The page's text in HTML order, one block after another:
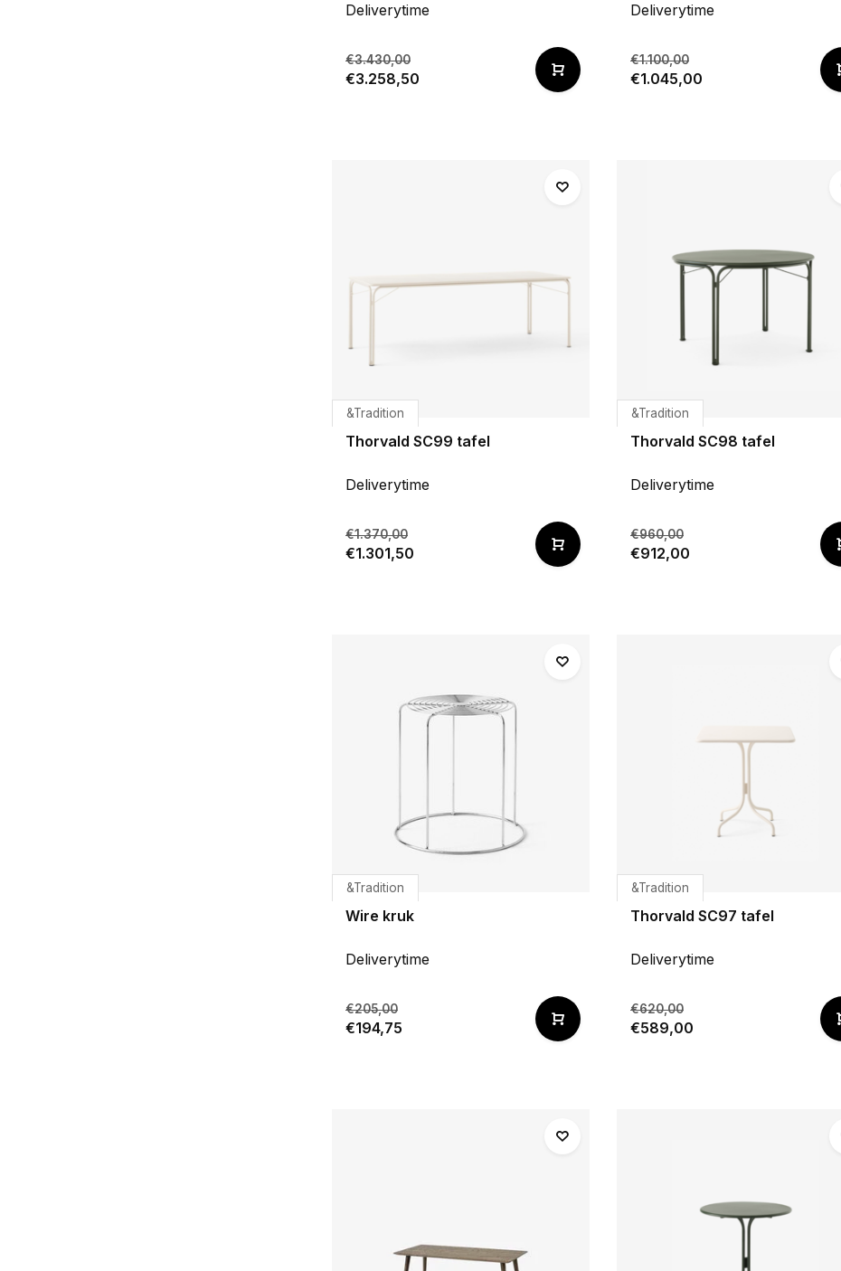
Deliverytime
€3.430,00
€3.258,50
Deliverytime
€1.100,00
€1.045,00
&Tradition
Thorvald SC99 tafel
Deliverytime
€1.370,00
€1.301,50
&Tradition
Thorvald SC98 tafel
Deliverytime
€960,00
€912,00
&Tradition
Wire kruk
Deliverytime
€205,00
€194,75
&Tradition
Thorvald SC97 tafel
Deliverytime
€620,00
€589,00